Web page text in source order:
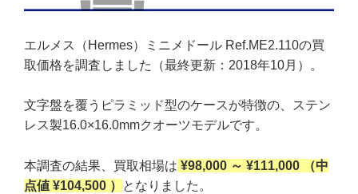
エルメス（Hermes）ミニメドール Ref.ME2.110の買
取価格を調査しました（最終更新：2018年10月）。
文字盤を覆うピラミッド型のケースが特徴の、ステン
レス製16.0×16.0mmクオーツモデルです。
本調査の結果、買取相場は ¥98,000 ～ ¥111,000 （中
点値 ¥104,500 ）
となりました。